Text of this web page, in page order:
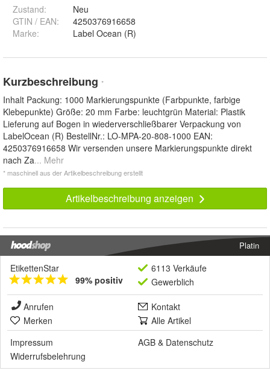
Zustand:
Neu
GTIN / EAN:
4250376916658
Marke:
Label Ocean (R)
Kurzbeschreibung *
Inhalt Packung: 1000 Markierungspunkte (Farbpunkte, farbige
Klebepunkte) Größe: 20 mm Farbe: leuchtgrün Material: Plastik
Lieferung auf Bogen in wiederverschließbarer Verpackung von
LabelOcean (R) BestellNr.: LO-MPA-20-808-1000 EAN:
4250376916658 Wir versenden unsere Markierungspunkte direkt
nach Za... Mehr
* maschinell aus der Artikelbeschreibung erstellt
Artikelbeschreibung anzeigen
Platin
EtikettenStar
99% positiv
6113 Verkäufe
Gewerblich
Anrufen
Kontakt
Merken
Alle Artikel
Impressum
AGB & Datenschutz
Widerrufsbelehrung